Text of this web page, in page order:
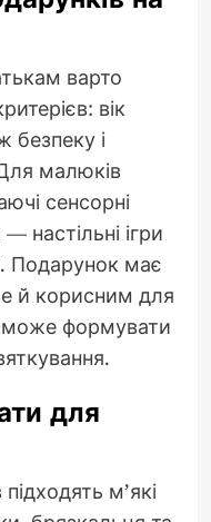
варто
вік
безпеку і
малюків
сенсорні
настільні ігри
Подарунок має
й корисним для
формувати
для
м’які